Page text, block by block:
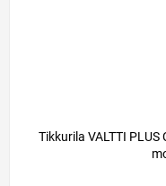
Tikkurila VALTTI